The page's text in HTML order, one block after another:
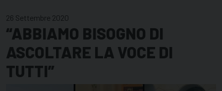
26 Settembre 2020
“ABBIAMO BISOGNO DI
ASCOLTARE LA VOCE DI
TUTTI”